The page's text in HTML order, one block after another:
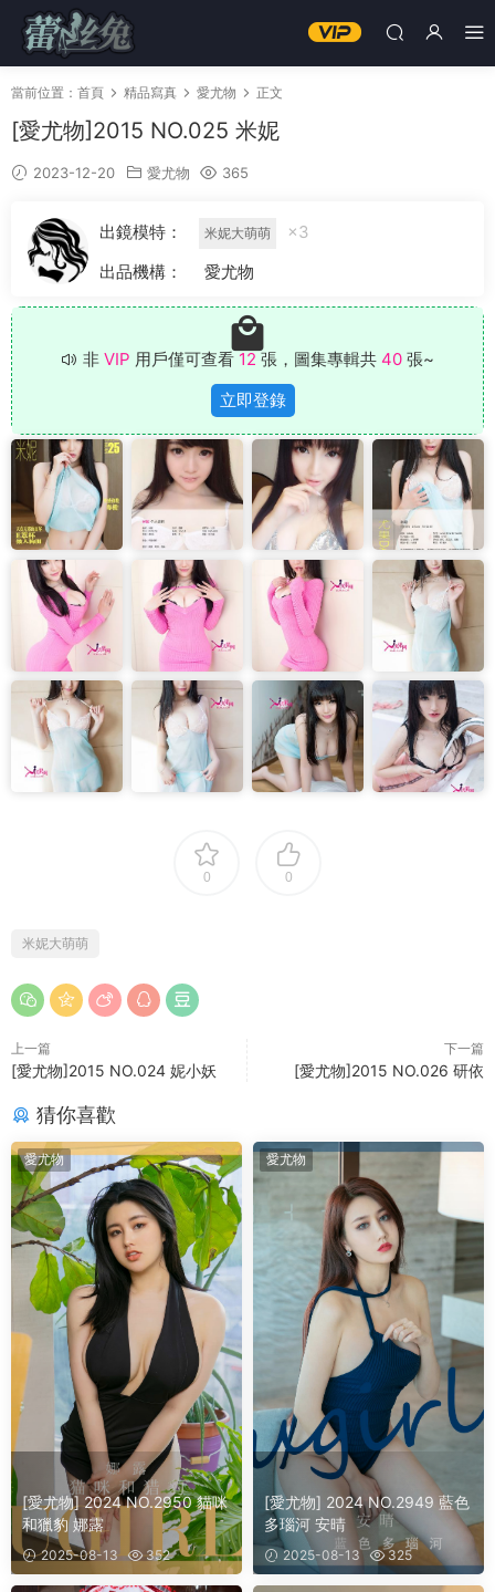
當前位置： 首頁 精品寫真 愛尤物 正文
[愛尤物]2015 NO.025 米妮
2023-12-20 愛尤物 365
出鏡模特： 米妮大萌萌
×3
出品機構：
愛尤物
非 VIP 用戶僅可查看 12 張，圖集專輯共 40 張~
立即登錄
0 0
米妮大萌萌
上一篇
[愛尤物]2015 NO.024 妮小妖
下一篇
[愛尤物]2015 NO.026 研依
猜你喜歡
愛尤物
[愛尤物] 2024 NO.2950 貓咪
和獵豹 娜露
2025-08-13 352
愛尤物
[愛尤物] 2024 NO.2949 藍色
多瑙河 安晴
2025-08-13 325